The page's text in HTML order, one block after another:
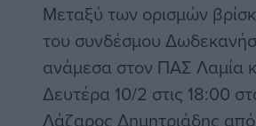
Μεταξύ των ορισμών
του συνδέσμου
ανάμεσα στον ΠΑΣ Λαμία
Δευτέρα 10/2 στις 18:00
Λάζαρος Δημητριάδης